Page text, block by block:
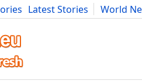
Latest Stories
World
Cars Advice Science